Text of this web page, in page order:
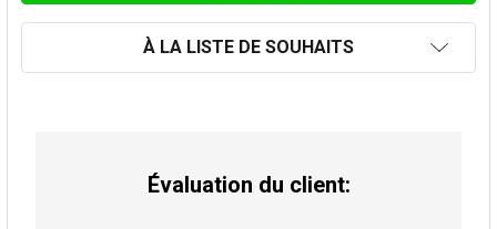
À LA LISTE DE SOUHAITS
Évaluation du client: